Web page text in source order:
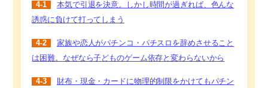
4-1
本気で引退を決意。しかし時間が過ぎれば、色んな
誘惑に負けて打ってしまう
4-2
家族や恋人がパチンコ・パチスロを辞めさせること
は困難。なぜなら子どものゲーム依存と変わらないから
4-3
財布・現金・カードに物理的制限をかけてもパチン